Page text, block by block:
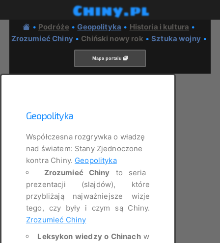
Chiny.pl
• Podróże •Geopolityka • Historia i kultura •
Zrozumieć Chiny• Chiński nowy rok •Sztuka wojny•
Mapa portalu
Geopolityka
Współczesna rozgrywka o władzę
nad światem: Stany Zjednoczone
kontra Chiny. Geopolityka
Zrozumieć Chiny to seria
prezentacji (slajdów), które
przybliżają najważniejsze wizje
tego, czy były i czym są Chiny.
Zrozumieć Chiny
Leksykon wiedzy o Chinachw